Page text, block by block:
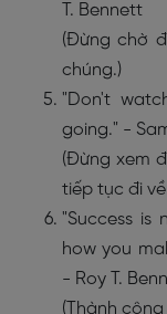
T. Bennett
(Đừng chờ
chúng.)
"Don't
going." -
(Đừng xem
tiếp tục đi
"Success is
how you
- Roy T.
(Thành